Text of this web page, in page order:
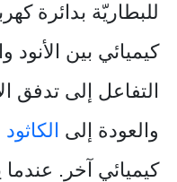
للبطاريّة بدائرة
كيميائي بين الأنود
التفاعل إلى تدفق
والعودة إلى الكاثود
كيميائي آخر. عندما